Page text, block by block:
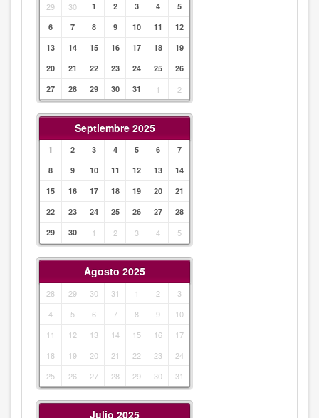
29 30 1 2 3 4
5
6
7 8 9 10 11
12
13
14 15 16 17 18
19
20
21 22 23 24 25
26
27
28 29 30 31 1 2
Septiembre 2025
1 2 3 4 5 6
7
8
9 10 11 12 13
14
15
16 17 18 19 20
21
22
23 24 25 26 27
28
29
30 1 2 3 4 5
Agosto 2025
28 29 30 31 1 2
3
4
5 6 7 8 9
10
11
12 13 14 15 16
17
18
19 20 21 22 23
24
25
26 27 28 29 30 31
Julio 2025